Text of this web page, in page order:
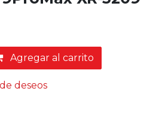
Agregar al carrito
deseos